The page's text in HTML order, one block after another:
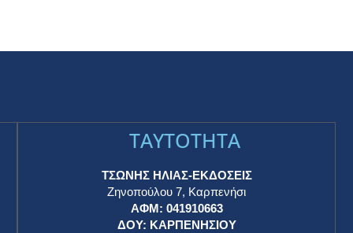
TAYTOTHTA
ΤΣΩΝΗΣ ΗΛΙΑΣ-ΕΚΔΟΣΕΙΣ
Ζηνοπούλου 7, Καρπενήσι
ΑΦΜ: 041910663
ΔΟΥ: ΚΑΡΠΕΝΗΣΙΟΥ